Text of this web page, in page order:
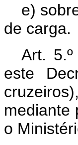
e)
de carga.
Art.
este
mediante
o